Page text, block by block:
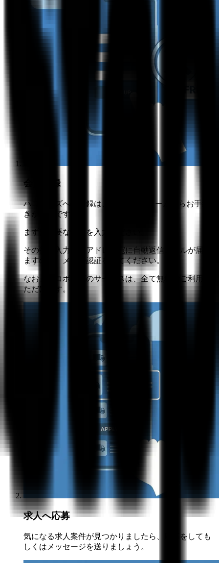
会員登録
ハコボウズへの登録は、Web上のフォームからお手続
きが可能です。
まずは必要な情報を入力ください。
その後、入力したアドレス宛に自動返信メールが届き
ますので、メール認証をしてください。
なお、ハコボウズのサービスは、全て無料でご利用い
ただけます。
求人へ応募
気になる求人案件が見つかりましたら、応募をしても
しくはメッセージを送りましょう。